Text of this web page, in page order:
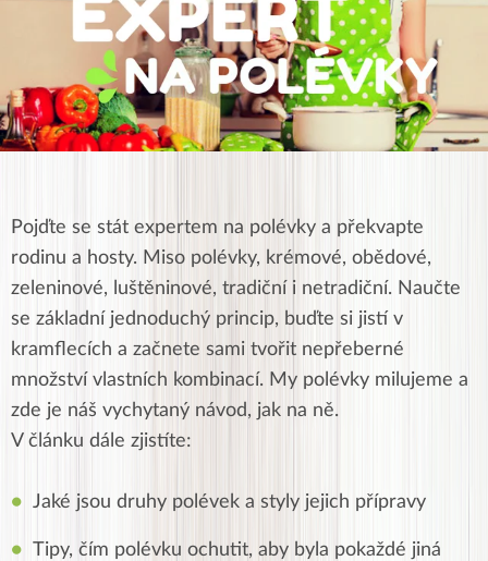
Pojďte se stát expertem na polévky a překvapte
rodinu a hosty. Miso polévky, krémové, obědové,
zeleninové, luštěninové, tradiční i netradiční. Naučte
se základní jednoduchý princip, buďte si jistí v
kramflecích a začnete sami tvořit nepřeberné
množství vlastních kombinací. My polévky milujeme a
zde je náš vychytaný návod, jak na ně.
V článku dále zjistíte:
Jaké jsou druhy polévek a styly jejich přípravy
Tipy, čím polévku ochutit, aby byla pokaždé jiná